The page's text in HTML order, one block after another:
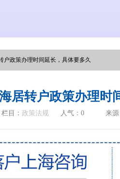
户政策办理时间延长，具体要多久
居转户政策办理时
栏目： 政策法规 人气： 0 来